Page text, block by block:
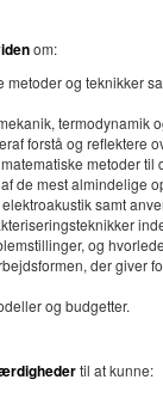
om:
metoder og
termodynamik
forstå og reflektere
metoder
de mest almindelige
samt
og
der
og budgetter.
til at kunne: